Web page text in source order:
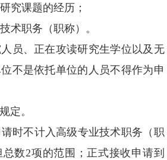
课题的经历；
职务（职称）。
、正在攻读研究生学位以及无
不是依托单位的人员不得作为申
定。
不计入高级专业技术职务（职
数2项的范围；正式接收申请到